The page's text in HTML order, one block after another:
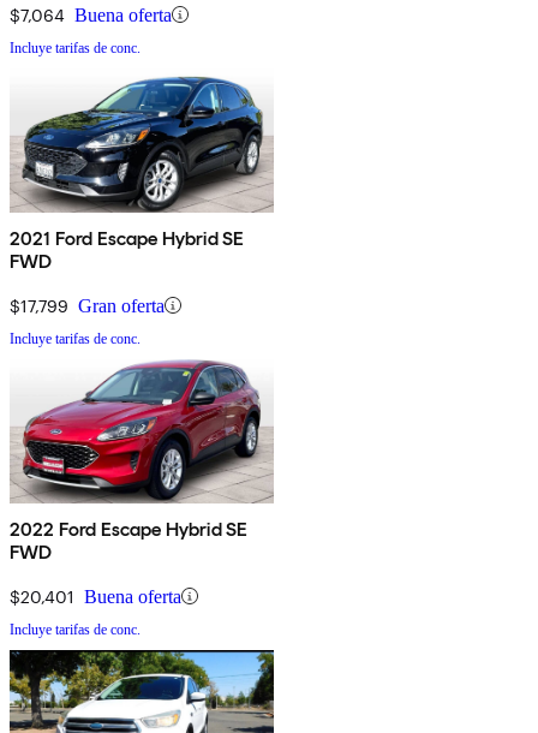
$7,064 Buena oferta
Incluye tarifas de conc.
2021 Ford Escape Hybrid SE
FWD
$17,799 Gran oferta
Incluye tarifas de conc.
2022 Ford Escape Hybrid SE
FWD
$20,401 Buena oferta
Incluye tarifas de conc.